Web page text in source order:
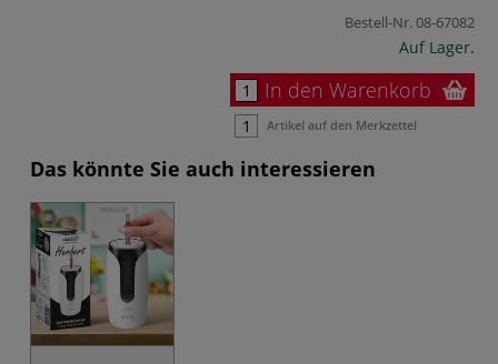
Bestell-Nr.08-67082
Auf Lager.
In den Warenkorb
Artikel auf den Merkzettel
Das könnte Sie auch interessieren